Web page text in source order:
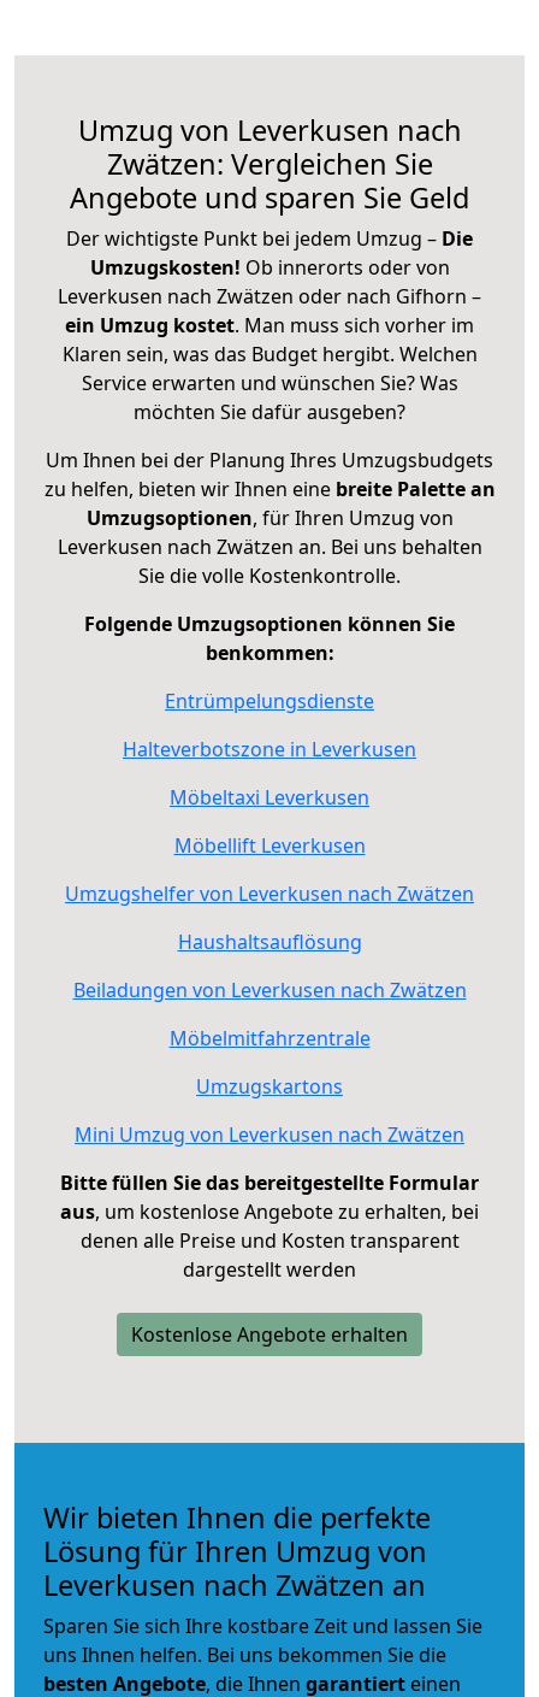
Umzug von Leverkusen nach
Zwätzen: Vergleichen Sie
Angebote und sparen Sie Geld
Der wichtigste Punkt bei jedem Umzug – Die
Umzugskosten! Ob innerorts oder von
Leverkusen nach Zwätzen oder nach Gifhorn –
ein Umzug kostet. Man muss sich vorher im
Klaren sein, was das Budget hergibt. Welchen
Service erwarten und wünschen Sie? Was
möchten Sie dafür ausgeben?
Um Ihnen bei der Planung Ihres Umzugsbudgets
zu helfen, bieten wir Ihnen eine breite Palette an
Umzugsoptionen, für Ihren Umzug von
Leverkusen nach Zwätzen an. Bei uns behalten
Sie die volle Kostenkontrolle.
Folgende Umzugsoptionen können Sie
benkommen:
Entrümpelungsdienste
Halteverbotszone in Leverkusen
Möbeltaxi Leverkusen
Möbellift Leverkusen
Umzugshelfer von Leverkusen nach Zwätzen
Haushaltsauflösung
Beiladungen von Leverkusen nach Zwätzen
Möbelmitfahrzentrale
Umzugskartons
Mini Umzug von Leverkusen nach Zwätzen
Bitte füllen Sie das bereitgestellte Formular
aus, um kostenlose Angebote zu erhalten, bei
denen alle Preise und Kosten transparent
dargestellt werden
Kostenlose Angebote erhalten
Wir bieten Ihnen die perfekte
Lösung für Ihren Umzug von
Leverkusen nach Zwätzen an
Sparen Sie sich Ihre kostbare Zeit und lassen Sie
uns Ihnen helfen. Bei uns bekommen Sie die
besten Angebote, die Ihnen garantiert einen